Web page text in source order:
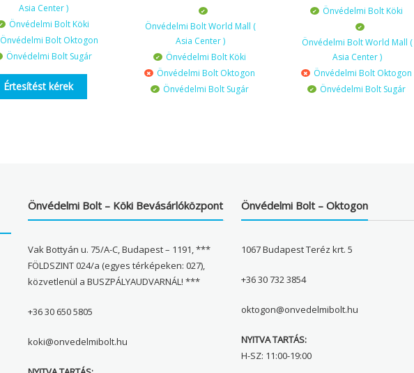
Asia Center )
Önvédelmi Bolt Köki
Önvédelmi Bolt Oktogon
Önvédelmi Bolt Sugár
Értesítést kérek
Önvédelmi Bolt World Mall (
Asia Center )
Önvédelmi Bolt Köki
Önvédelmi Bolt Oktogon
Önvédelmi Bolt Sugár
Önvédelmi Bolt Köki
Önvédelmi Bolt World Mall (
Asia Center )
Önvédelmi Bolt Oktogon
Önvédelmi Bolt Sugár
Önvédelmi Bolt – Köki Bevásárlóközpont
Vak Bottyán u. 75/A-C, Budapest – 1191, ***
FÖLDSZINT 024/a (egyes térképeken: 027),
közvetlenül a BUSZPÁLYAUDVARNÁL! ***
+36 30 650 5805
koki@onvedelmibolt.hu
Önvédelmi Bolt – Oktogon
1067 Budapest Teréz krt. 5
+36 30 732 3854
oktogon@onvedelmibolt.hu
NYITVA TARTÁS:
H-SZ: 11:00-19:00